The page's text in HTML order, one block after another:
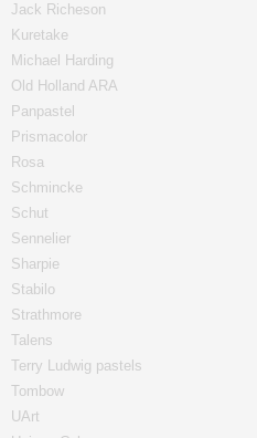
Jack Richeson
Kuretake
Michael Harding
Old Holland ARA
Panpastel
Prismacolor
Rosa
Schmincke
Schut
Sennelier
Sharpie
Stabilo
Strathmore
Talens
Terry Ludwig pastels
Tombow
UArt